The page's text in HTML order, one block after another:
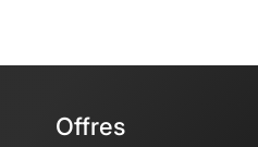
Offres